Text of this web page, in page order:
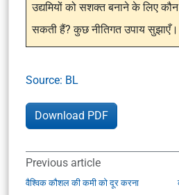
उद्यमियों को सशक्त बनाने के लिए
सकती हैं? कुछ नीतिगत उपाय सुझाएँ।
Source: BL
Download PDF
Previous article
वैश्विक कौशल की कमी को दूर करना